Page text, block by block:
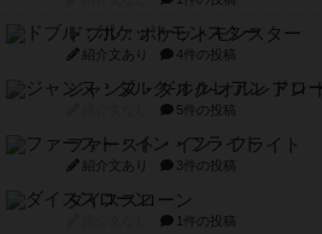
ドブル：ポケットモンスター
紹介文あり 4件の投稿
ジャンヌ・ダルク-オルレアン
5件の投稿
ファースト・イン・フライト
紹介文あり 3件の投稿
ダイススローン
1件の投稿